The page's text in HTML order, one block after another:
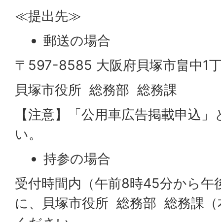
≪提出先≫
郵送の場合
〒597-8585 大阪府貝塚市畠中1
貝塚市役所 総務部 総務課
【注意】「公用車広告掲載申込
い。
持参の場合
受付時間内（午前8時45分から午
に、貝塚市役所 総務部 総務課